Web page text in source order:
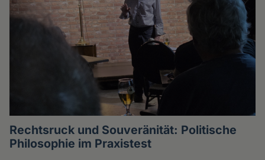
Rechtsruck und Souveränität: Politische
Philosophie im Praxistest